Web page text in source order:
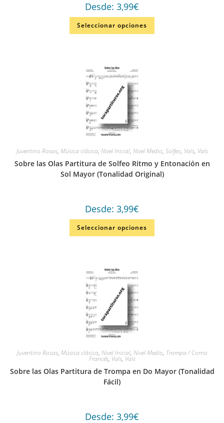
Desde: 3,99€
Seleccionar opciones
Juventino Rosas, Música clásica, Nivel Inicial, Nivel Medio, Solfeo, Vals, Vals
Sobre las Olas Partitura de Solfeo Ritmo y Entonación en
Sol Mayor (Tonalidad Original)
Desde: 3,99€
Seleccionar opciones
Juventino Rosas, Música clásica, Nivel Inicial, Nivel Medio, Trompa / Corno
Francés, Vals, Vals
Sobre las Olas Partitura de Trompa en Do Mayor (Tonalidad
Fácil)
Desde: 3,99€